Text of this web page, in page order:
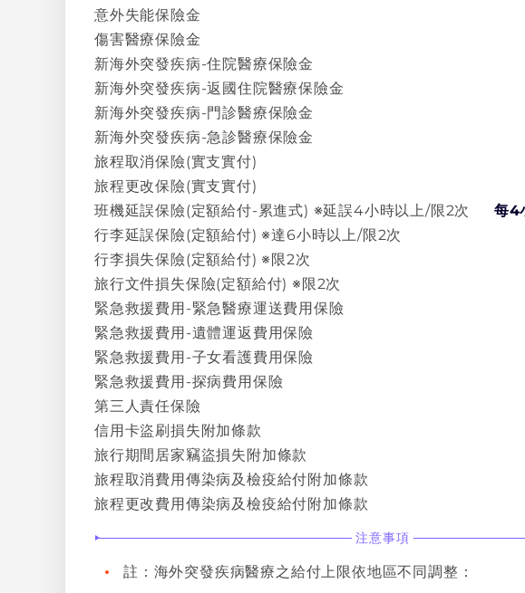
意外失能保險金
傷害醫療保險金
新海外突發疾病-住院醫療保險金
新海外突發疾病-返國住院醫療保險金
新海外突發疾病-門診醫療保險金
新海外突發疾病-急診醫療保險金
旅程取消保險(實支實付)
旅程更改保險(實支實付)
班機延誤保險(定額給付-累進式) ※延誤4小時以上/限2次
每4
行李延誤保險(定額給付) ※達6小時以上/限2次
行李損失保險(定額給付) ※限2次
旅行文件損失保險(定額給付) ※限2次
緊急救援費用-緊急醫療運送費用保險
緊急救援費用-遺體運返費用保險
緊急救援費用-子女看護費用保險
緊急救援費用-探病費用保險
第三人責任保險
信用卡盜刷損失附加條款
旅行期間居家竊盜損失附加條款
旅程取消費用傳染病及檢疫給付附加條款
旅程更改費用傳染病及檢疫給付附加條款
注意事項
註：海外突發疾病醫療之給付上限依地區不同調整：